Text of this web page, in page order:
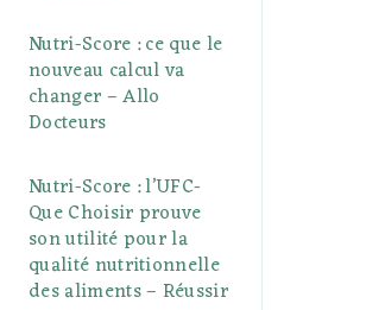
Nutri-Score : ce que le
nouveau calcul va
changer – Allo
Docteurs
Nutri-Score : l’UFC-
Que Choisir prouve
son utilité pour la
qualité nutritionnelle
des aliments – Réussir